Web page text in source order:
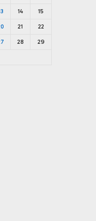
14 15
21 22
28 29